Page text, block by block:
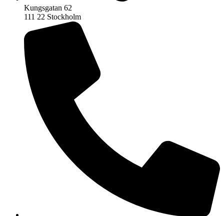
Kungsgatan 62
111 22 Stockholm